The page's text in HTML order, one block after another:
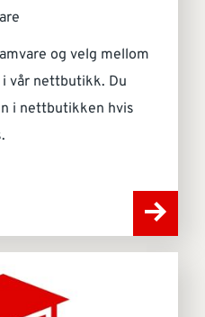
og velg mellom
vår nettbutikk. Du
i nettbutikken hvis